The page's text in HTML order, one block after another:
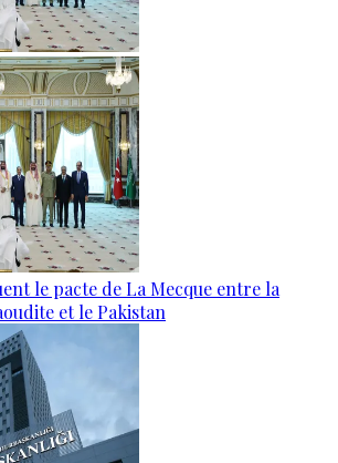
le pacte de La Mecque entre la
et le Pakistan